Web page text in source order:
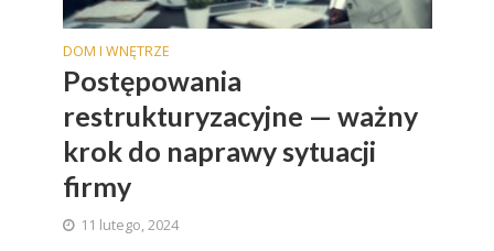
DOM I WNĘTRZE
Postępowania
restrukturyzacyjne — ważny
krok do naprawy sytuacji
firmy
11 lutego, 2024